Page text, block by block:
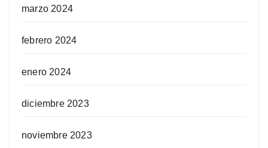
marzo 2024
febrero 2024
enero 2024
diciembre 2023
noviembre 2023